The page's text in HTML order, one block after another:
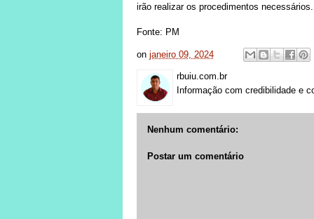
irão realizar os procedimentos necessários.
Fonte: PM
on janeiro 09, 2024
rbuiu.com.br
Informação com credibilidade e
Nenhum comentário:
Postar um comentário